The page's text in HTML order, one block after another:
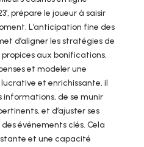
prépare le joueur à saisir
L’anticipation fine des
d’aligner les stratégies de
propices aux bonifications.
et modeler une
et enrichissante, il
informations, de se munir
et d’ajuster ses
événements clés. Cela
et une capacité